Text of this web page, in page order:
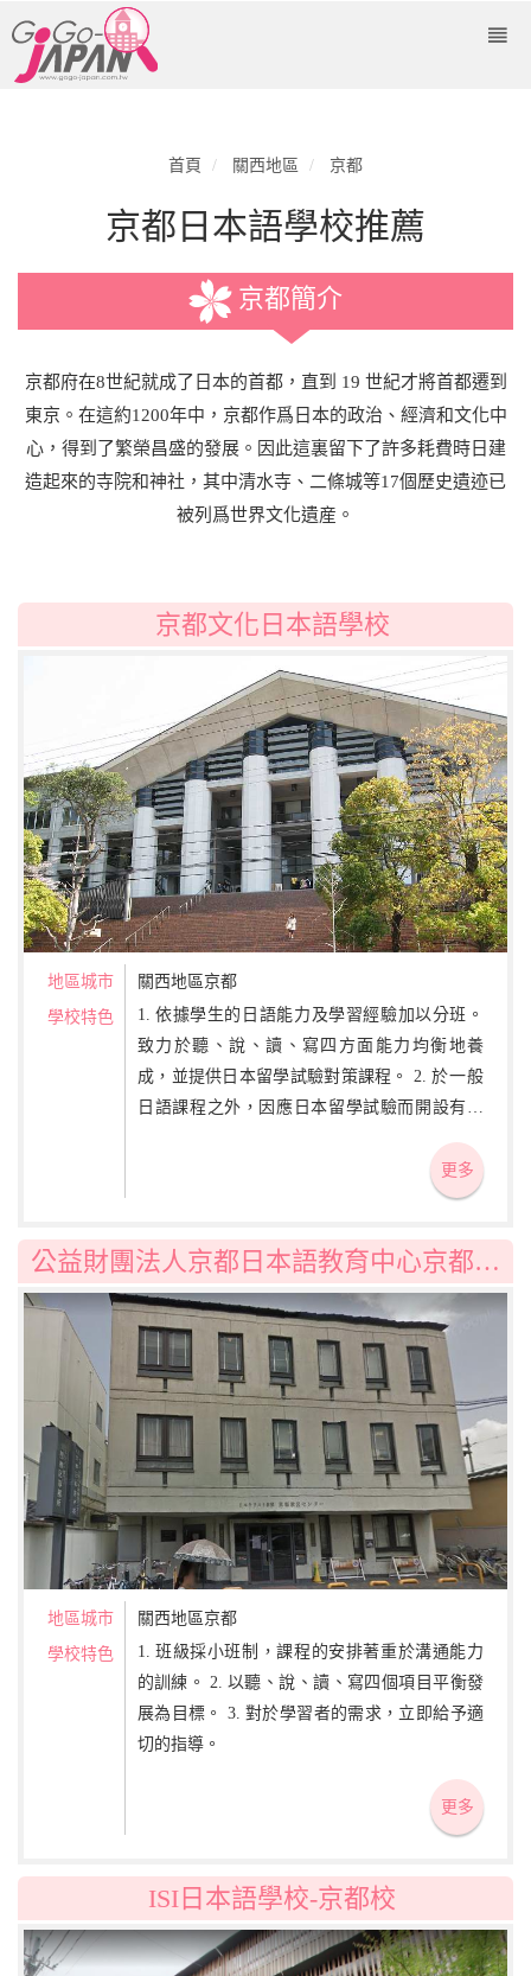
首頁 關西地區 京都
京都日本語學校推薦
京都簡介
京都府在8世紀就成了日本的首都，直到 19 世紀才將首都遷到
東京。在這約1200年中，京都作爲日本的政治、經濟和文化中
心，得到了繁榮昌盛的發展。因此這裏留下了許多耗費時日建
造起來的寺院和神社，其中清水寺、二條城等17個歷史遺迹已
被列爲世界文化遺産。
京都文化日本語學校
地區城市
關西地區京都
學校特色
1. 依據學生的日語能力及學習經驗加以分班。
致力於聽、說、讀、寫四方面能力均衡地養
成，並提供日本留學試驗對策課程。 2. 於一般
日語課程之外，因應日本留學試驗而開設有綜
策講座，並為美術系大學升學者開設美術基礎
更多
公益財團法人京都日本語教育中心京都日本語學校
地區城市
關西地區京都
學校特色
1. 班級採小班制，課程的安排著重於溝通能力
的訓練。 2. 以聽、說、讀、寫四個項目平衡發
展為目標。 3. 對於學習者的需求，立即給予適
切的指導。
更多
ISI日本語學校-京都校